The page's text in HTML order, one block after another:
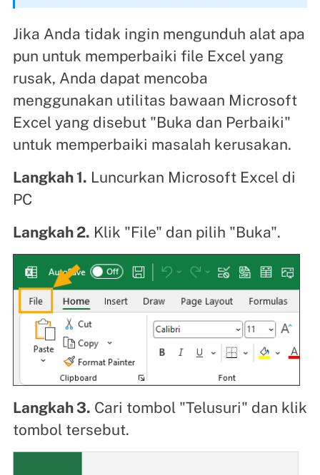
Jika Anda tidak ingin mengunduh alat apa
pun untuk memperbaiki file Excel yang
rusak, Anda dapat mencoba
menggunakan utilitas bawaan Microsoft
Excel yang disebut "Buka dan Perbaiki"
untuk memperbaiki masalah kerusakan.
Langkah 1. Luncurkan Microsoft Excel di
PC
Langkah 2. Klik "File" dan pilih "Buka".
Langkah 3. Cari tombol "Telusuri" dan klik
tombol tersebut.